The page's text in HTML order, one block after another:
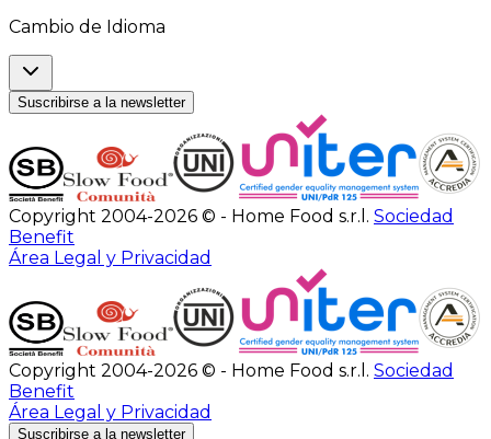
Cambio de Idioma
Suscribirse a la newsletter
Copyright 2004-2026 © - Home Food s.r.l. Sociedad
Benefit
Área Legal y Privacidad
Copyright 2004-2026 © - Home Food s.r.l. Sociedad
Benefit
Área Legal y Privacidad
Suscribirse a la newsletter